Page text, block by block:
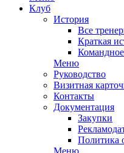
Клуб
История
Все
Краткая
Меню
Руководство
Визитная
Контакты
Документация
Закупки
Политика
Меню